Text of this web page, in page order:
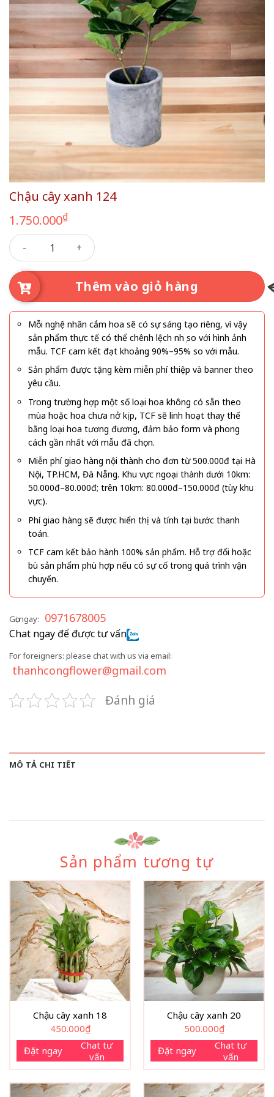
Chậu cây xanh 124
1.750.000₫
Chậu cây xanh 124 số lượng
Thêm vào giỏ hàng
Mỗi nghệ nhân cắm hoa sẽ có sự sáng tạo riêng, vì vậy
sản phẩm thực tế có thể chênh lệch nhẹ so với hình ảnh
mẫu. TCF cam kết đạt khoảng 90%–95% so với mẫu.
Sản phẩm được tặng kèm miễn phí thiệp và banner theo
yêu cầu.
Trong trường hợp một số loại hoa không có sẵn theo
mùa hoặc hoa chưa nở kịp, TCF sẽ linh hoạt thay thế
bằng loại hoa tương đương, đảm bảo form và phong
cách gần nhất với mẫu đã chọn.
Miễn phí giao hàng nội thành cho đơn từ 500.000đ tại Hà
Nội, TP.HCM, Đà Nẵng. Khu vực ngoại thành dưới 10km:
50.000đ–80.000đ; trên 10km: 80.000đ–150.000đ (tùy khu
vực).
Phí giao hàng sẽ được hiển thị và tính tại bước thanh
toán.
TCF cam kết bảo hành 100% sản phẩm. Hỗ trợ đổi hoặc
bù sản phẩm phù hợp nếu có sự cố trong quá trình vận
chuyển.
Gọi ngay: 0971678005
Chat ngay để được tư vấn
For foreigners: please chat with us via email:
thanhcongflower@gmail.com
Đánh giá
MÔ TẢ CHI TIẾT
Sản phẩm tương tự
Chậu cây xanh 18
450.000₫
Đặt ngay
Chat tư
vấn
Chậu cây xanh 20
500.000₫
Đặt ngay
Chat tư
vấn